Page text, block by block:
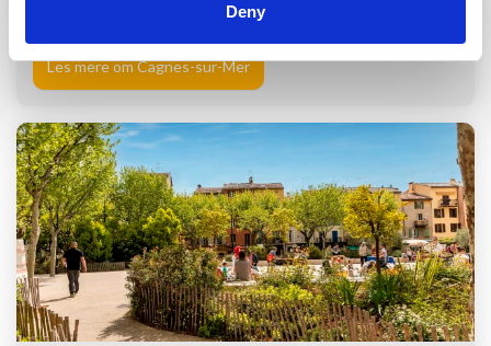
Deny
Les mere om Cagnes-sur-Mer